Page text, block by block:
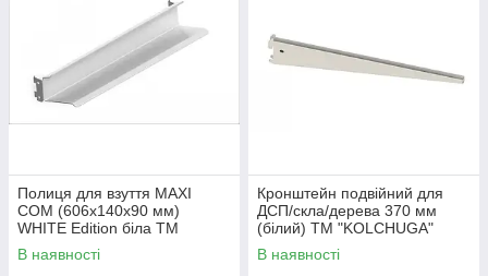
Полиця для взуття MAXI
COM (606х140х90 мм)
WHITE Edition біла ТМ
"KOLCHUGA" (Кольчуга)
(40529311)
В наявності
Кронштейн подвійний для
ДСП/скла/дерева 370 мм
(білий) ТМ "KOLCHUGA"
(Кольчуга) (40508289)
В наявності